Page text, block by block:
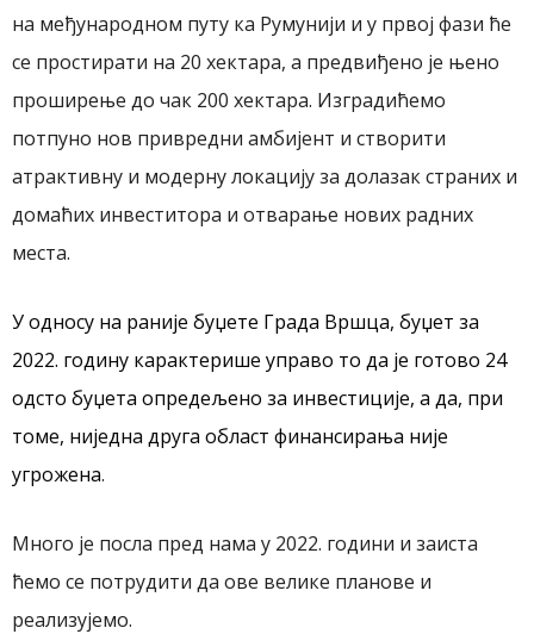
на међународном путу ка Румунији и у првој фази ће
се простирати на 20 хектара, а предвиђено је њено
проширење до чак 200 хектара. Изградићемо
потпуно нов привредни амбијент и створити
атрактивну и модерну локацију за долазак страних и
домаћих инвеститора и отварање нових радних
места.
У односу на раније буџете Града Вршца, буџет за
2022. годину карактерише управо то да је готово 24
одсто буџета опредељено за инвестиције, а да, при
томе, ниједна друга област финансирања није
угрожена.
Много је посла пред нама у 2022. години и заиста
ћемо се потрудити да ове велике планове и
реализујемо.